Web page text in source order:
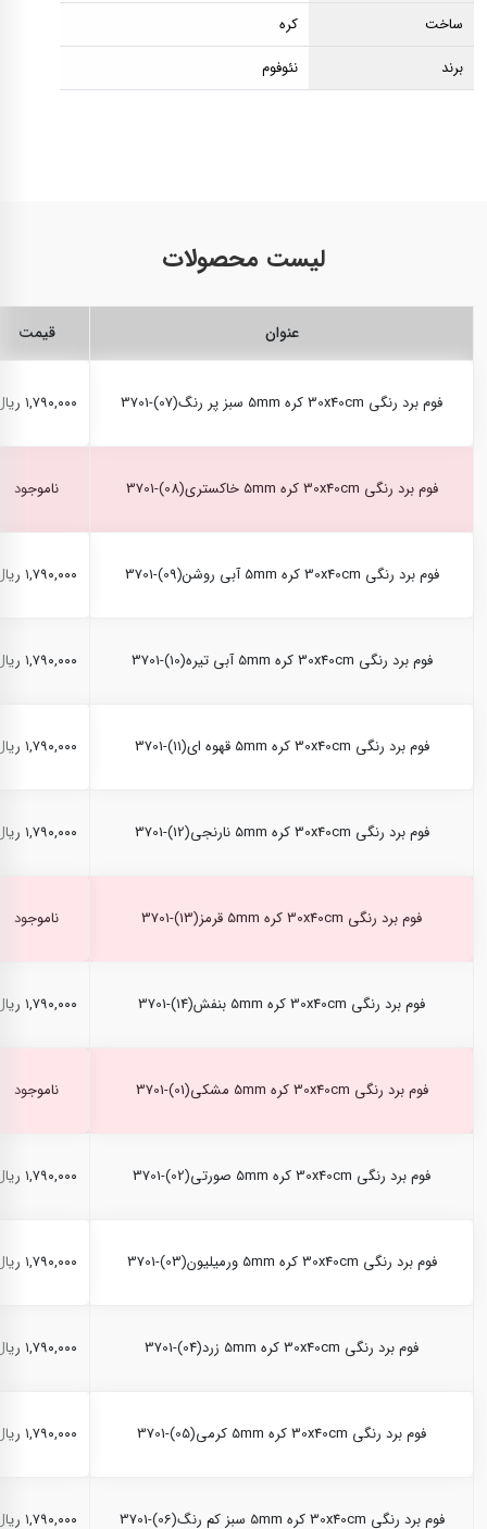
ساخت
کره
برند
نئوفوم
لیست محصولات
عنوان قیمت
فوم برد رنگی 30x40cm کره 5mm سبز پر رنگ(07)-3701 ۱,۷۹۰,۰۰۰ ریال
فوم برد رنگی 30x40cm کره 5mm خاکستری(08)-3701 ناموجود
فوم برد رنگی 30x40cm کره 5mm آبی روشن(09)-3701 ۱,۷۹۰,۰۰۰ ریال
فوم برد رنگی 30x40cm کره 5mm آبی تیره(10)-3701 ۱,۷۹۰,۰۰۰ ریال
فوم برد رنگی 30x40cm کره 5mm قهوه ای(11)-3701 ۱,۷۹۰,۰۰۰ ریال
فوم برد رنگی 30x40cm کره 5mm نارنجی(12)-3701 ۱,۷۹۰,۰۰۰ ریال
فوم برد رنگی 30x40cm کره 5mm قرمز(13)-3701 ناموجود
فوم برد رنگی 30x40cm کره 5mm بنفش(14)-3701 ۱,۷۹۰,۰۰۰ ریال
فوم برد رنگی 30x40cm کره 5mm مشکی(01)-3701 ناموجود
فوم برد رنگی 30x40cm کره 5mm صورتی(02)-3701 ۱,۷۹۰,۰۰۰ ریال
فوم برد رنگی 30x40cm کره 5mm ورمیلیون(03)-3701 ۱,۷۹۰,۰۰۰ ریال
فوم برد رنگی 30x40cm کره 5mm زرد(04)-3701 ۱,۷۹۰,۰۰۰ ریال
فوم برد رنگی 30x40cm کره 5mm کرمی(05)-3701 ۱,۷۹۰,۰۰۰ ریال
فوم برد رنگی 30x40cm کره 5mm سبز کم رنگ(06)-3701 ۱,۷۹۰,۰۰۰ ریال